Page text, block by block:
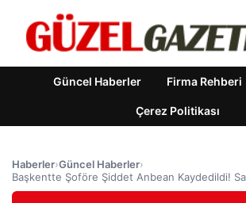
Güncel Haberler Firma Rehberi
Çerez Politikası
Haberler›Güncel Haberler›
Başkentte Şoföre Şiddet Anbean Kaydedildi!